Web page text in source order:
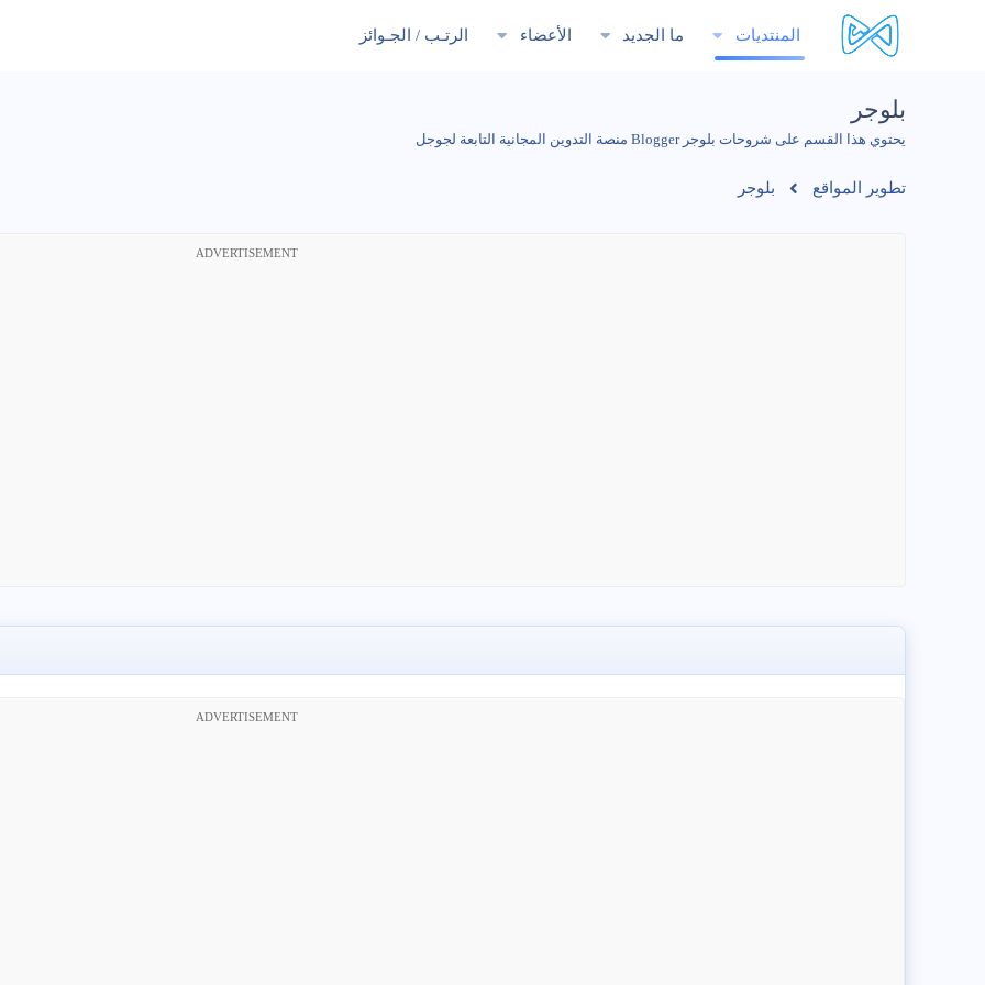
المنتديات ما الجديد الأعضاء الرتـب / الجـوائز
بلوجر
يحتوي هذا القسم على شروحات بلوجر Blogger منصة التدوين المجانية التابعة لجوجل
تطوير المواقع بلوجر
ADVERTISEMENT
ADVERTISEMENT